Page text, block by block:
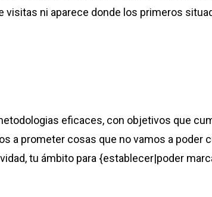
ni aparece donde los primeros
eficaces, con objetivos que
a prometer cosas que no vamos a poder
tu ámbito para {establecer|poder